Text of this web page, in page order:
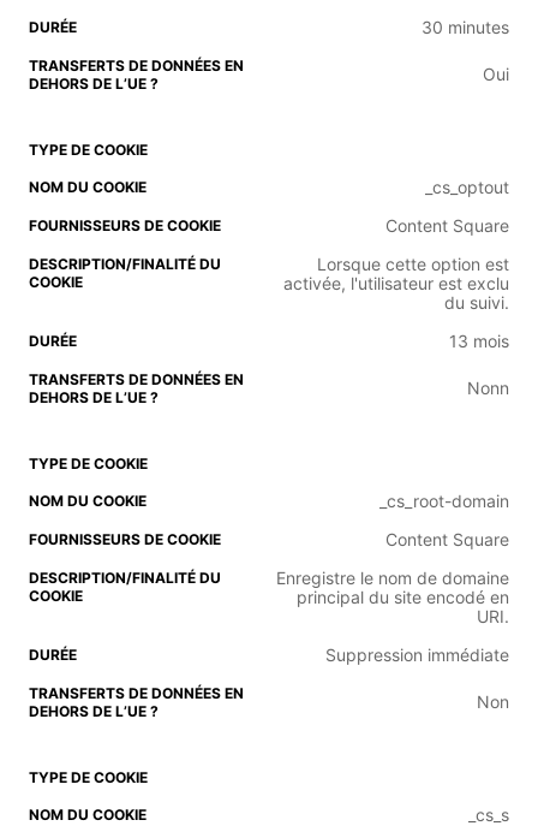
30 minutes
Oui
_cs_optout
Content Square
Lorsque cette option est
activée, l'utilisateur est exclu
du suivi.
13 mois
Nonn
_cs_root-domain
Content Square
Enregistre le nom de domaine
principal du site encodé en
URI.
Suppression immédiate
Non
_cs_s